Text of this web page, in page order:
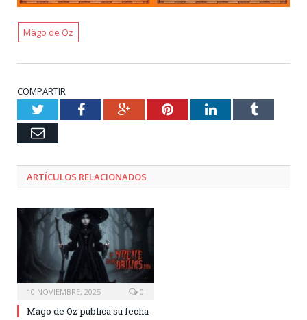
Mägo de Oz
COMPARTIR
TwitterFacebookGoogle+PinterestLinkedInTumblr
Email
ARTÍCULOS RELACIONADOS
10 NOVIEMBRE, 2025 0
Mägo de Oz publica su fecha